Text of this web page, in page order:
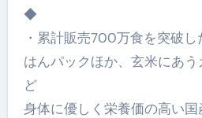
◆
・累計販売700万食を突破
はんパックほか、玄米にあ
ど
身体に優しく栄養価の高い